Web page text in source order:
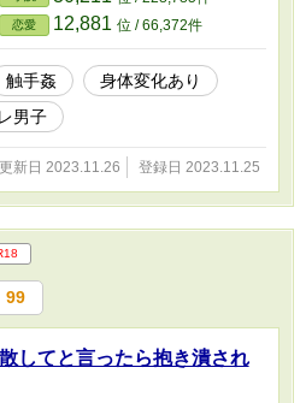
恋愛 12,881 位 / 66,372件
触手姦
身体変化あり
男子
新日 2023.11.26 登録日 2023.11.25
99
してと言ったら抱き潰され